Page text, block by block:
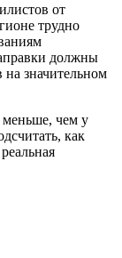
от
трудно
должны
значительном
меньше, чем у
как